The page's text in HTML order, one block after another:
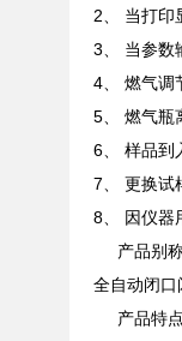
2、 当打印
3、 当参数
4、 燃气调
5、 燃气瓶
6、 样品到
7、 更换试
8、 因仪器
产品别称
全自动闭口
产品特点